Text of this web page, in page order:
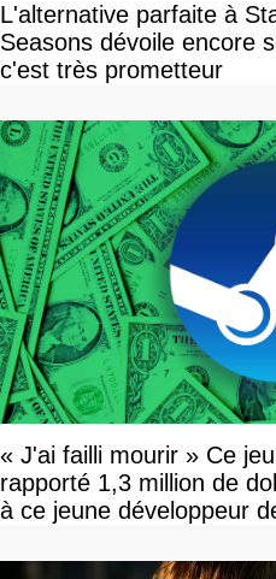
L'alternative parfaite à
Seasons dévoile encore
c'est très prometteur
« J'ai failli mourir » Ce
rapporté 1,3 million de
à ce jeune développeur